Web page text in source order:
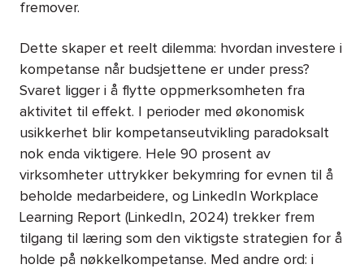
fremover.
Dette skaper et reelt dilemma: hvordan investere i
kompetanse når budsjettene er under press?
Svaret ligger i å flytte oppmerksomheten fra
aktivitet til effekt. I perioder med økonomisk
usikkerhet blir kompetanseutvikling paradoksalt
nok enda viktigere. Hele 90 prosent av
virksomheter uttrykker bekymring for evnen til å
beholde medarbeidere, og LinkedIn Workplace
Learning Report (LinkedIn, 2024) trekker frem
tilgang til læring som den viktigste strategien for å
holde på nøkkelkompetanse. Med andre ord: i